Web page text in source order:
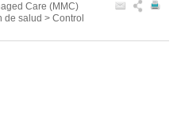
Care (MMC)
de salud > Control